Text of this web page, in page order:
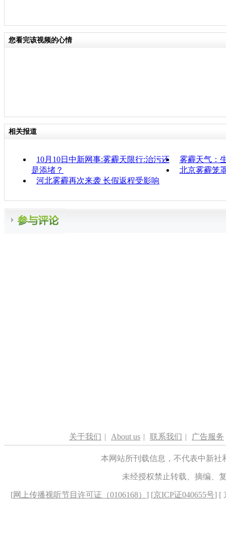
您看完该视频的心情
相关报道
10月10日中新网事:雾霾天限行:治污还
是添堵？
雾霾天气：
北京雾霾笼
河北雾霾再次来袭 长假返程受影响
关于我们 | About us | 联系我们 | 广告服务
本网站所刊载信息，不代表中新
未经授权禁止转载、摘编、
[网上传播视听节目许可证（0106168） ] [京ICP证040655号] [